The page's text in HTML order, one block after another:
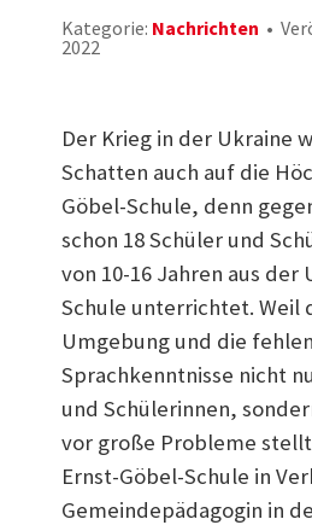
Kategorie: Nachrichten
2022
Der Krieg in der Ukraine
Schatten auch auf die
Göbel-Schule, denn
schon 18 Schüler und
von 10-16 Jahren aus der
Schule unterrichtet. Weil
Umgebung und die
Sprachkenntnisse nicht
und Schülerinnen,
vor große Probleme
Ernst-Göbel-Schule in
Gemeindepädagogin in